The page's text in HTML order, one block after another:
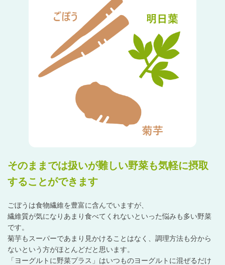
そのままでは扱いが難しい野菜も気軽に摂取
することができます
ごぼうは食物繊維を豊富に含んでいますが、
繊維質が気になりあまり食べてくれないといった悩みも多い野菜
です。
菊芋もスーパーであまり見かけることはなく、調理方法も分から
ないという方がほとんどだと思います。
「ヨーグルトに野菜プラス」はいつものヨーグルトに混ぜるだけ